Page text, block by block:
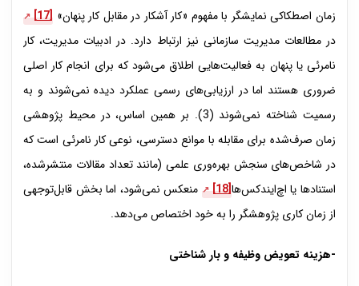
زمان اصطکاکی نمایشگر با مفهوم «کار آشکار در مقابل کار پنهان» [17]
در مطالعات مدیریت سازمانی نیز ارتباط دارد. در ادبیات مدیریت، کار
نامرئی یا پنهان به فعالیت‌هایی اطلاق می‌شود که برای انجام کار اصلی
ضروری هستند اما در ارزیابی‌های رسمی عملکرد دیده نمی‌شوند و به
رسمیت شناخته نمی‌شوند (3). بر همین اساس، در محیط پژوهشی
زمان صرف‌شده برای مقابله با موانع دسترسی، نوعی کار نامرئی است که
در شاخص‌های سنجش بهره‌وری علمی (مانند تعداد مقالات منتشرشده،
استنادها یا اچ‌ایندکس‌ها[18]
منعکس نمی‌شود، اما بخش قابل‌توجهی
از زمان کاری پژوهشگر را به خود اختصاص می‌دهد.
-هزینه تعویض وظیفه و بار شناختی